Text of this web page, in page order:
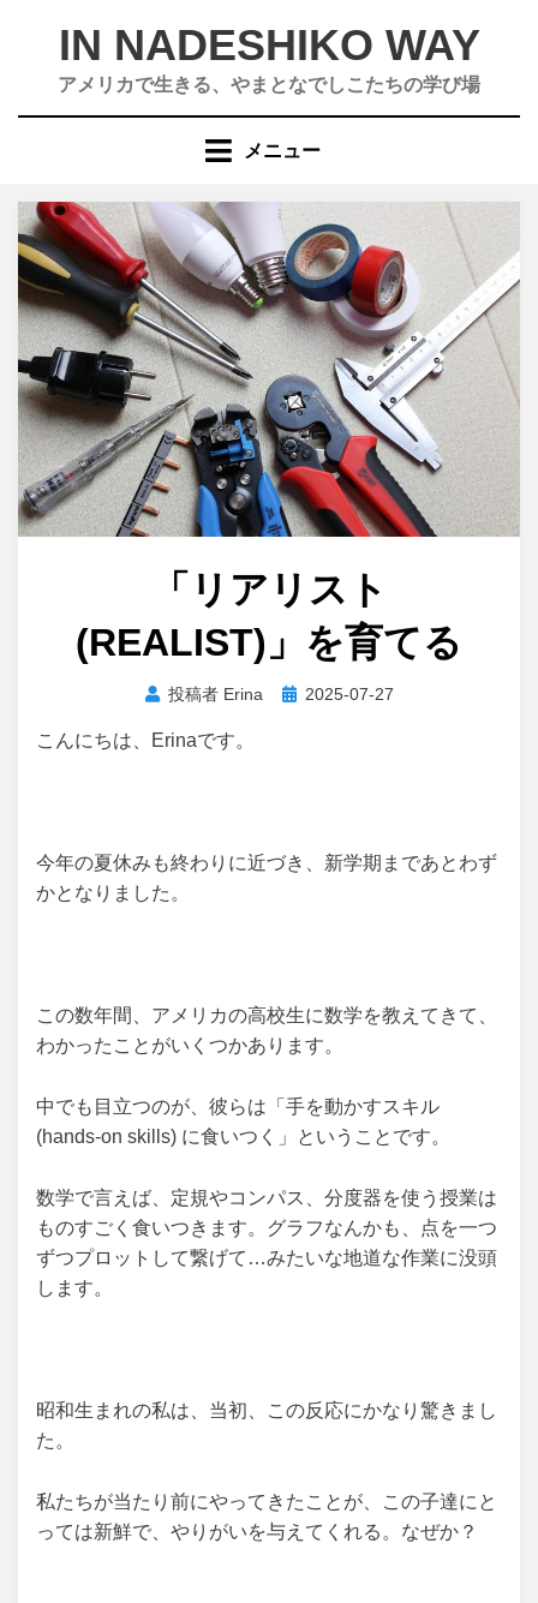
IN NADESHIKO WAY
アメリカで生きる、やまとなでしこたちの学び場
メニュー
「リアリスト
(REALIST)」を育てる
投稿者 Erina
投 2025-07-27
こんにちは、Erinaです。
今年の夏休みも終わりに近づき、新学期まであとわず
かとなりました。
この数年間、アメリカの高校生に数学を教えてきて、
わかったことがいくつかあります。
中でも目立つのが、彼らは「手を動かすスキル
(hands-on skills) に食いつく」ということです。
数学で言えば、定規やコンパス、分度器を使う授業は
ものすごく食いつきます。グラフなんかも、点を一つ
ずつプロットして繋げて…みたいな地道な作業に没頭
します。
昭和生まれの私は、当初、この反応にかなり驚きまし
た。
私たちが当たり前にやってきたことが、この子達にと
っては新鮮で、やりがいを与えてくれる。なぜか？